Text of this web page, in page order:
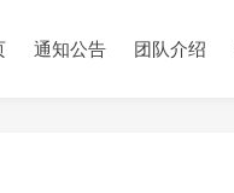
通知公告 团队介绍